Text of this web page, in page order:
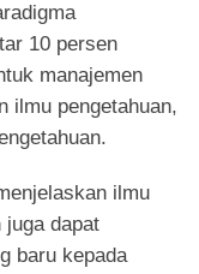
10 persen
manajemen
ilmu pengetahuan,
ilmu
juga dapat
baru kepada